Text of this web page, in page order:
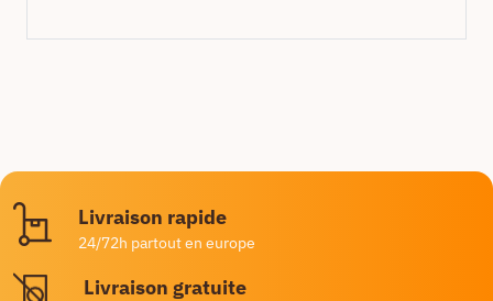
Livraison rapide
24/72h partout en europe
Livraison gratuite